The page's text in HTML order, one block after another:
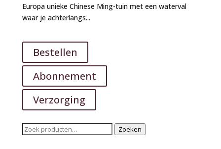
Europa unieke Chinese Ming-tuin met een waterval
waar je achterlangs...
Bestellen
Abonnement
Verzorging
Zoeken
Zoeken